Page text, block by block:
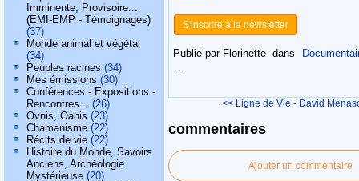
Imminente, Provisoire...
(EMI-EMP - Témoignages)
(37)
Monde animal et végétal
(34)
Peuples racines (34)
Mes émissions (30)
Conférences - Expositions -
Rencontres... (26)
Ovnis, Oanis (23)
Chamanisme (22)
Récits de vie (22)
Histoire du Monde, Savoirs
Anciens, Archéologie
Mystérieuse (20)
S'inscrire à la newsletter
Publié par Florinette dans
…
<< Ligne de Vie - David
commentaires
Ajouter un commentaire